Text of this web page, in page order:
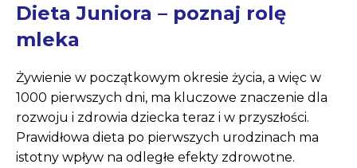
Dieta Juniora – poznaj rolę
mleka
Żywienie w początkowym okresie życia, a więc w
1000 pierwszych dni, ma kluczo­we znaczenie dla
rozwoju i zdrowia dziecka teraz i w przyszłości.
Prawidłowa dieta po pierwszych urodzinach ma
istotny wpływ na odległe efekty zdrowot­ne.